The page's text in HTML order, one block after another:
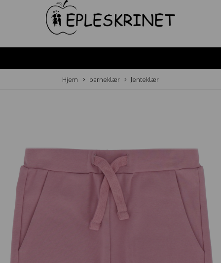
Hjem barneklær Jenteklær